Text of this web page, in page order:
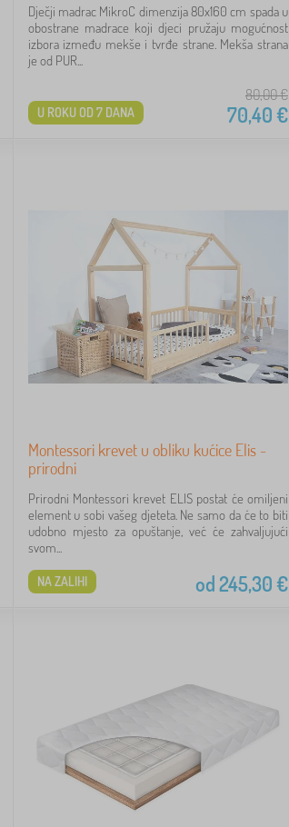
Dječji madrac MikroC dimenzija 80x160 cm spada u
obostrane madrace koji djeci pružaju mogućnost
izbora između mekše i tvrđe strane. Mekša strana
je od PUR...
80,00€
70,40€
U ROKU OD 7 DANA
Montessori krevet u obliku kućice Elis -
prirodni
Prirodni Montessori krevet ELIS postat će omiljeni
element u sobi vašeg djeteta. Ne samo da će to biti
udobno mjesto za opuštanje, već će zahvaljujući
svom...
od245,30€
NA ZALIHI